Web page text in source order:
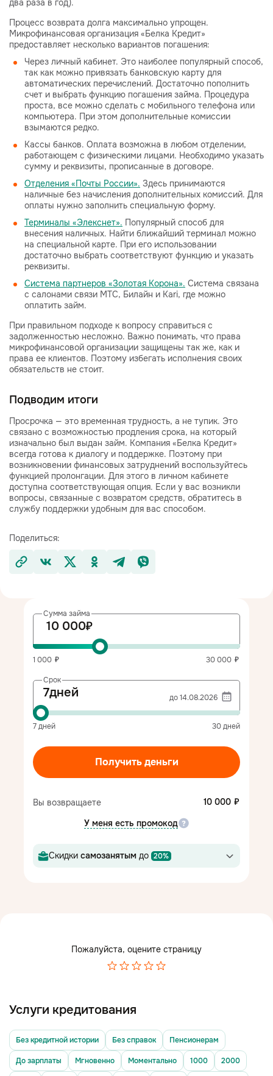
два раза в год).
Процесс возврата долга максимально упрощен.
Микрофинансовая организация «Белка Кредит»
предоставляет несколько вариантов погашения:
Через личный кабинет. Это наиболее популярный способ,
так как можно привязать банковскую карту для
автоматических перечислений. Достаточно пополнить
счет и выбрать функцию погашения займа. Процедура
проста, все можно сделать с мобильного телефона или
компьютера. При этом дополнительные комиссии
взымаются редко.
Кассы банков. Оплата возможна в любом отделении,
работающем с физическими лицами. Необходимо указать
сумму и реквизиты, прописанные в договоре.
Отделения «Почты России». Здесь принимаются
наличные без начисления дополнительных комиссий. Для
оплаты нужно заполнить специальную форму.
Терминалы «Элекснет». Популярный способ для
внесения наличных. Найти ближайший терминал можно
на специальной карте. При его использовании
достаточно выбрать соответствуют функцию и указать
реквизиты.
Система партнеров «Золотая Корона». Система связана
с салонами связи МТС, Билайн и Kari, где можно
оплатить займ.
При правильном подходе к вопросу справиться с
задолженностью несложно. Важно понимать, что права
микрофинансовой организации защищены так же, как и
права ее клиентов. Поэтому избегать исполнения своих
обязательств не стоит.
Подводим итоги
Просрочка — это временная трудность, а не тупик. Это
связано с возможностью продления срока, на который
изначально был выдан займ. Компания «Белка Кредит»
всегда готова к диалогу и поддержке. Поэтому при
возникновении финансовых затруднений воспользуйтесь
функцией пролонгации. Для этого в личном кабинете
доступна соответствующая опция. Если у вас возникли
вопросы, связанные с возвратом средств, обратитесь в
службу поддержки удобным для вас способом.
Поделиться:
Сумма займа
1 000 30 000
Срок
дней
дату
7дней 30дней
Получить деньги
Вы возвращаете
10 000
У меня есть промокод
Скидки самозанятым до 20%
Пожалуйста, оцените страницу
Услуги кредитования
Без кредитной истории Без справок Пенсионерам
До зарплаты Мгновенно Моментально 1000 2000